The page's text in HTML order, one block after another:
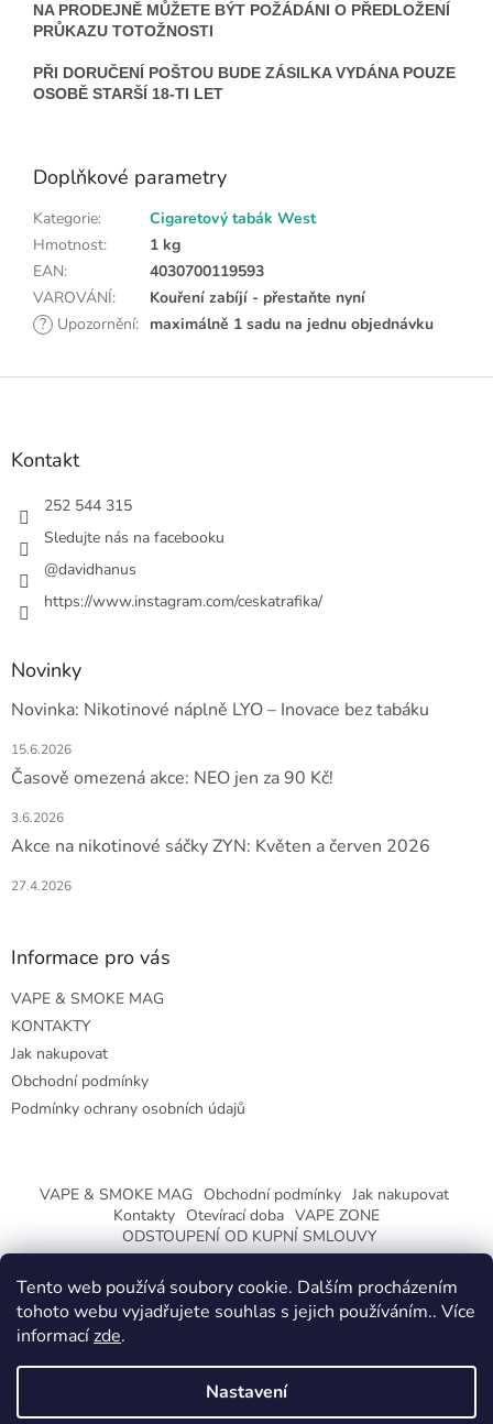
Tento web používá soubory cookie. Dalším procházením
tohoto webu vyjadřujete souhlas s jejich používáním.. Více
informacízde.
Nastavení
NA PRODEJNĚ MŮŽETE BÝT POŽÁDÁNI O PŘEDLOŽENÍ
PRŮKAZU TOTOŽNOSTI
PŘI DORUČENÍ POŠTOU BUDE ZÁSILKA VYDÁNA POUZE
OSOBĚ STARŠÍ 18-TI LET
Doplňkové parametry
Kategorie:
Cigaretový tabák West
Hmotnost:
1 kg
EAN:
4030700119593
VAROVÁNÍ:
Kouření zabíjí - přestaňte nyní
? Upozornění: maximálně 1 sadu na jednu objednávku
Z
Kontakt
252 544 315
Sledujte nás na facebooku
@davidhanus
https://www.instagram.com/ceskatrafika/
Novinky
Novinka: Nikotinové náplně LYO – Inovace bez tabáku
15.6.2026
Časově omezená akce: NEO jen za 90 Kč!
3.6.2026
Akce na nikotinové sáčky ZYN: Květen a červen 2026
27.4.2026
Informace pro vás
VAPE & SMOKE MAG
KONTAKTY
Jak nakupovat
Obchodní podmínky
Podmínky ochrany osobních údajů
VAPE & SMOKE MAG Obchodní podmínky Jak nakupovat
Kontakty Otevírací doba VAPE ZONE
ODSTOUPENÍ OD KUPNÍ SMLOUVY